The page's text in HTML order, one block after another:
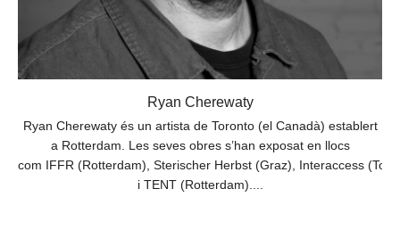
Ryan Cherewaty
Ryan Cherewaty és un artista de Toronto (el Canadà) establert
a Rotterdam. Les seves obres s’han exposat en llocs
com IFFR (Rotterdam), Sterischer Herbst (Graz), Interaccess
i TENT (Rotterdam)....